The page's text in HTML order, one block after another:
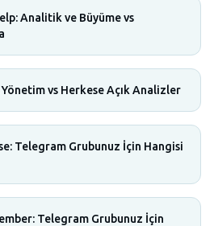
Analitik ve Büyüme vs
vs Herkese Açık Analizler
Telegram Grubunuz İçin Hangisi
Telegram Grubunuz İçin